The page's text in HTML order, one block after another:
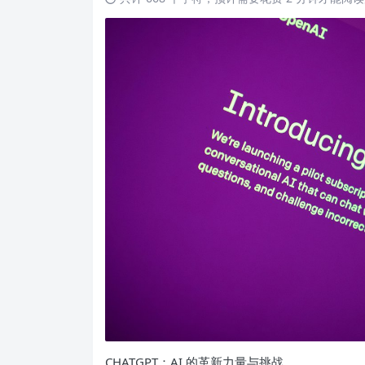
CHATGPT：AI 的革新力量与挑战